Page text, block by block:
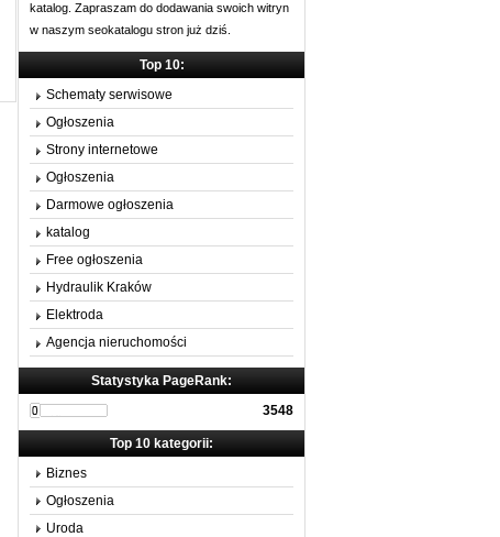
katalog. Zapraszam do dodawania swoich witryn
w naszym seokatalogu stron już dziś.
Top 10:
Schematy serwisowe
Ogłoszenia
Strony internetowe
Ogłoszenia
Darmowe ogłoszenia
katalog
Free ogłoszenia
Hydraulik Kraków
Elektroda
Agencja nieruchomości
Statystyka PageRank:
3548
Top 10 kategorii:
Biznes
Ogłoszenia
Uroda